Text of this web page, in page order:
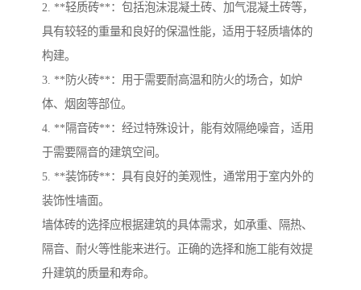
2. **轻质砖**：包括泡沫混凝土砖、加气混凝土砖等，
具有较轻的重量和良好的保温性能，适用于轻质墙体的
构建。
3. **防火砖**：用于需要耐高温和防火的场合，如炉
体、烟囱等部位。
4. **隔音砖**：经过特殊设计，能有效隔绝噪音，适用
于需要隔音的建筑空间。
5. **装饰砖**：具有良好的美观性，通常用于室内外的
装饰性墙面。
墙体砖的选择应根据建筑的具体需求，如承重、隔热、
隔音、耐火等性能来进行。正确的选择和施工能有效提
升建筑的质量和寿命。